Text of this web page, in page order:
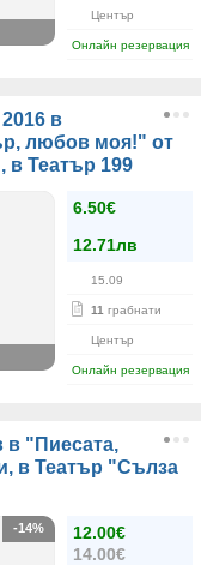
Център
Онлайн резервация
в
любов моя!" от
в Театър 199
6.50€
12.71лв
15.09
11 грабнати
Център
Онлайн резервация
"Пиесата,
в Театър "Сълза
12.00€
14.00€
-14%